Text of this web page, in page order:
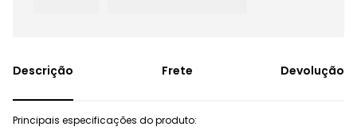
Frete Devolução
Principais especificações do produto: